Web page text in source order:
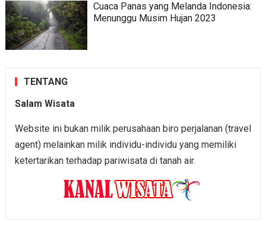
Cuaca Panas yang Melanda Indonesia:
Menunggu Musim Hujan 2023
TENTANG
Salam Wisata
Website ini bukan milik perusahaan biro perjalanan (travel
agent) melainkan milik individu-individu yang memiliki
ketertarikan terhadap pariwisata di tanah air.